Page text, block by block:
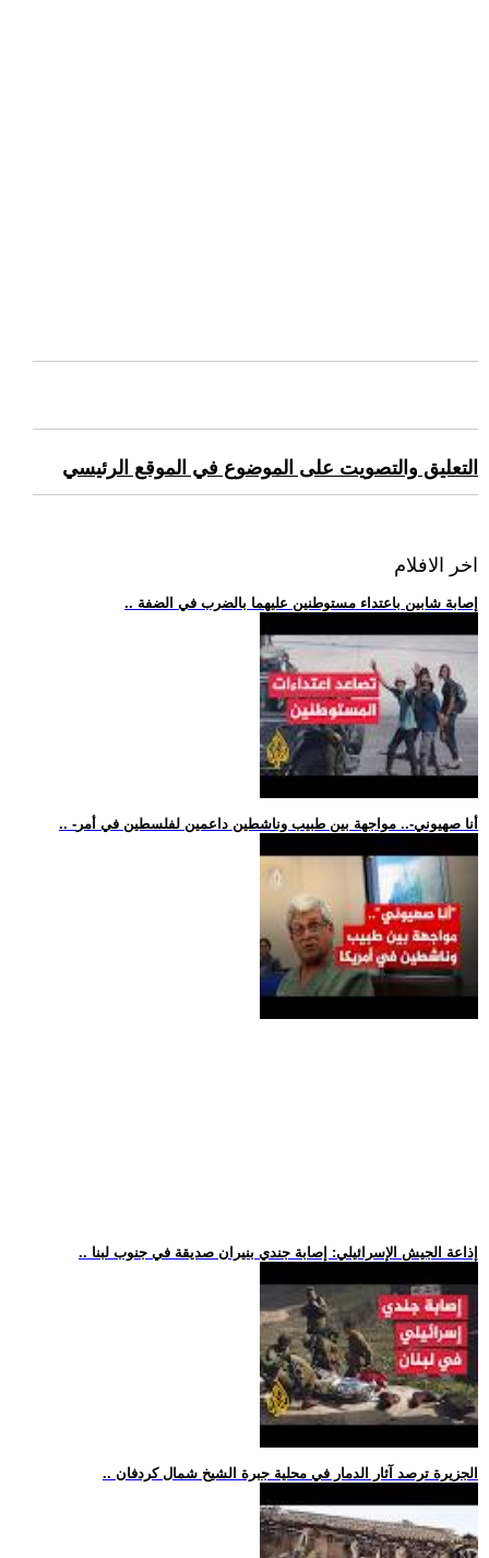
التعليق والتصويت على الموضوع في الموقع الرئيسي
اخر الافلام
.. إصابة شابين باعتداء مستوطنين عليهما بالضرب في الضفة
.. -أنا صهيوني-.. مواجهة بين طبيب وناشطين داعمين لفلسطين في أمر
.. إذاعة الجيش الإسرائيلي: إصابة جندي بنيران صديقة في جنوب لبنا
.. الجزيرة ترصد آثار الدمار في محلية جبرة الشيخ شمال كردفان